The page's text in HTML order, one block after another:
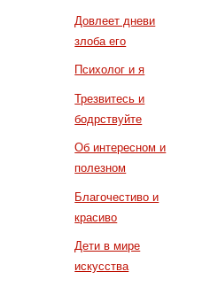
Довлеет дневи
злоба его
Психолог и я
Трезвитесь и
бодрствуйте
Об интересном и
полезном
Благочестиво и
красиво
Дети в мире
искусства